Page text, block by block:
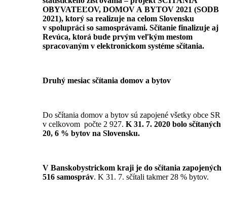
OBYVATEĽOV, DOMOV A BYTOV 2021 (SODB
2021), ktorý sa realizuje na celom Slovensku
v spolupráci so samosprávami. Sčítanie finalizuje aj
Revúca, ktorá bude prvým veľkým mestom
spracovaným v elektronickom systéme sčítania.
Druhý mesiac sčítania domov a bytov
Do sčítania domov a bytov sú zapojené všetky obce SR
v celkovom počte 2 927. K 31. 7. 2020 bolo sčítaných
20, 6 % bytov na Slovensku.
V Banskobystrickomkraji je do sčítania zapojených
516 samospráv. K 31. 7. sčítali takmer 28 % bytov.